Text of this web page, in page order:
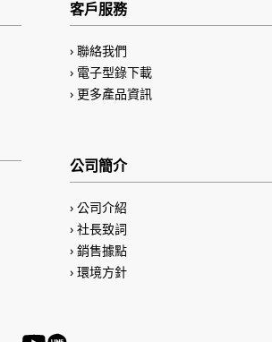
客戶服務
聯絡我們
電子型錄下載
更多產品資訊
公司簡介
公司介紹
社長致詞
銷售據點
環境方針